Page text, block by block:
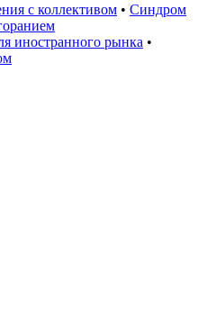
с коллективом • Синдром
иностранного рынка •